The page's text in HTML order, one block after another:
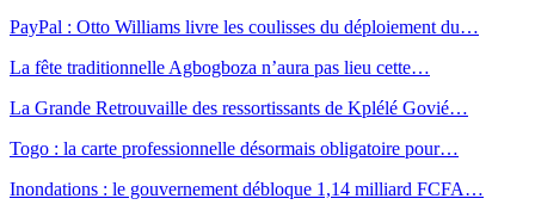
PayPal : Otto Williams livre les coulisses du déploiement du…
La fête traditionnelle Agbogboza n’aura pas lieu cette…
La Grande Retrouvaille des ressortissants de Kplélé Govié…
Togo : la carte professionnelle désormais obligatoire pour…
Inondations : le gouvernement débloque 1,14 milliard FCFA…